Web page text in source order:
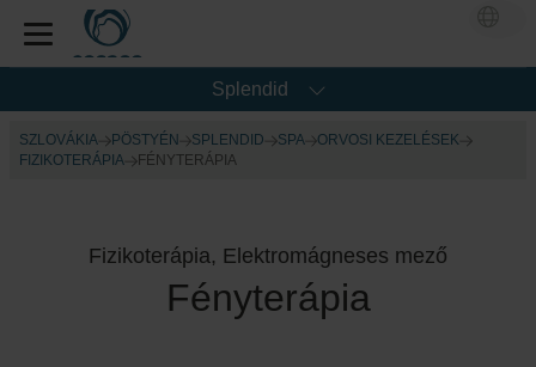
Splendid
SZLOVÁKIA PÖSTYÉN SPLENDID SPA
ORVOSI KEZELÉSEK
FIZIKOTERÁPIA
FÉNYTERÁPIA
Fizikoterápia, Elektromágneses mező
Fényterápia